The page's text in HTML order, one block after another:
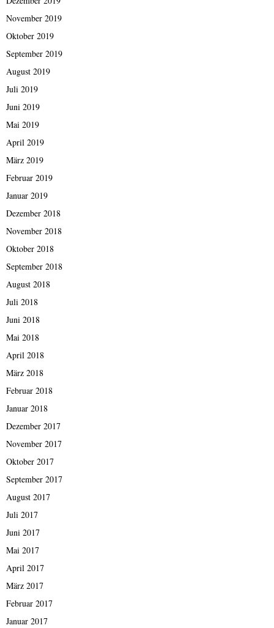
November 2019
Oktober 2019
September 2019
August 2019
Juli 2019
Juni 2019
Mai 2019
April 2019
März 2019
Februar 2019
Januar 2019
Dezember 2018
November 2018
Oktober 2018
September 2018
August 2018
Juli 2018
Juni 2018
Mai 2018
April 2018
März 2018
Februar 2018
Januar 2018
Dezember 2017
November 2017
Oktober 2017
September 2017
August 2017
Juli 2017
Juni 2017
Mai 2017
April 2017
März 2017
Februar 2017
Januar 2017